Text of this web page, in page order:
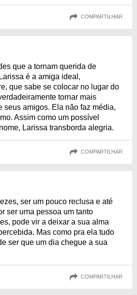
COMPARTILHAR
que a tornam querida de
é a amiga ideal,
que sabe se colocar no lugar do
tornar mais
seus amigos. Ela não faz média,
Assim como um possível
Larissa transborda alegria.
COMPARTILHAR
ser um pouco reclusa e até
ser uma pessoa um tanto
pode vir a deixar a sua alma
Mas como pra ela tudo
ser que um dia chegue a sua
COMPARTILHAR